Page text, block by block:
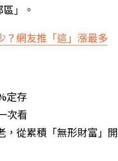
區 」。
？網友推「這」漲最多
定存
次看
，從累積「無形財富」開